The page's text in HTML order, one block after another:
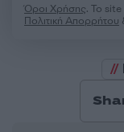
Όροι Χρήσης. Το site
Πολιτική Απορρήτου